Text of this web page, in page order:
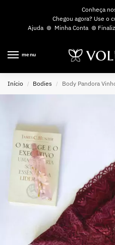
Conheça
Chegou agora? Use o
Ajuda⊛ Minha Conta⊛
menu
Início / Bodies / Body Pandora